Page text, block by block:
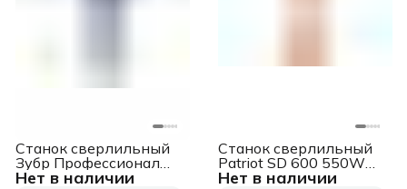
Нет в наличии
Станок сверлильный
Зубр Профессионал
ВСС-П750 750W
Нет в наличии
Станок сверлильный
Patriot SD 600 550W
(160301400)